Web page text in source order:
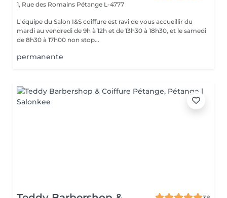
1, Rue des Romains Pétange L-4777
L'équipe du Salon I&S coiffure est ravi de vous accueillir du
mardi au vendredi de 9h à 12h et de 13h30 à 18h30, et le samedi
de 8h30 à 17h00 non stop...
permanente